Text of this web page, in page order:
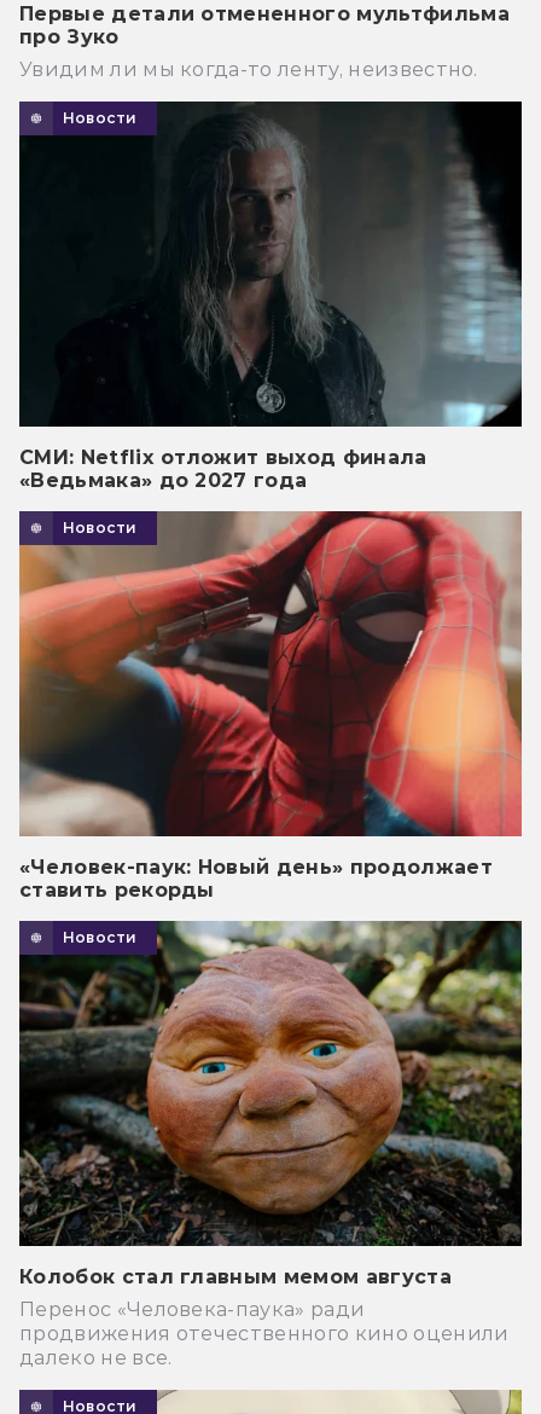
Первые детали отмененного мультфильма
про Зуко
Увидим ли мы когда-то ленту, неизвестно.
Новости
СМИ: Netflix отложит выход финала
«Ведьмака» до 2027 года
Новости
«Человек-паук: Новый день» продолжает
ставить рекорды
Новости
Колобок стал главным мемом августа
Перенос «Человека-паука» ради
продвижения отечественного кино оценили
далеко не все.
Новости